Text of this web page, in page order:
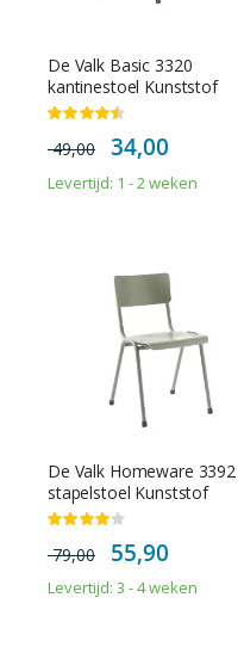
De Valk Basic 3320
kantinestoel Kunststof
Waardering:
49,00
Special
Price
34,00
Levertijd: 1 - 2 weken
De Valk Homeware 3392
stapelstoel Kunststof
Waardering:
79,00
Special
Price
55,90
Levertijd: 3 - 4 weken